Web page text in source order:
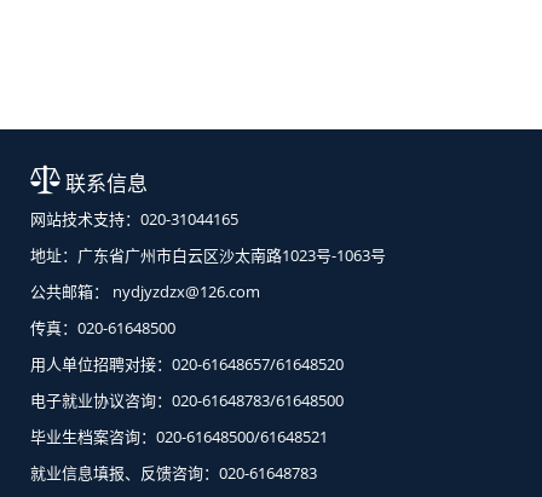
联系信息
网站技术支持：020-31044165
地址：广东省广州市白云区沙太南路1023号-1063号
公共邮箱： nydjyzdzx@126.com
传真：020-61648500
用人单位招聘对接：020-61648657/61648520
电子就业协议咨询：020-61648783/61648500
毕业生档案咨询：020-61648500/61648521
就业信息填报、反馈咨询：020-61648783